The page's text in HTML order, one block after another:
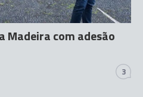
Madeira com adesão
3